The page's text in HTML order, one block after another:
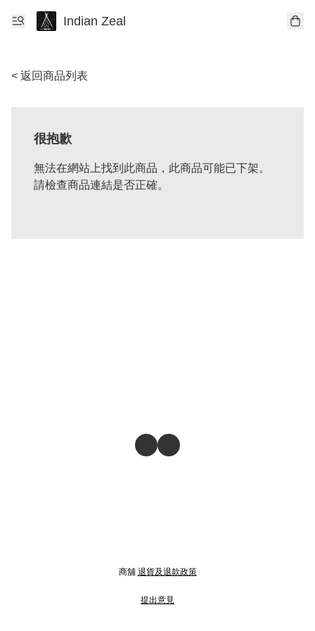
Indian Zeal
< 返回商品列表
很抱歉
無法在網站上找到此商品，此商品可能已下架。
請檢查商品連結是否正確。
商舖 退貨及退款政策
提出意見